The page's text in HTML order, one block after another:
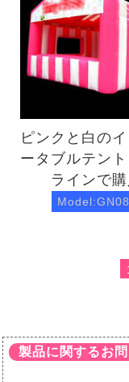
ピンクと白の
ータブルテン
ラインで購
製品に関するお